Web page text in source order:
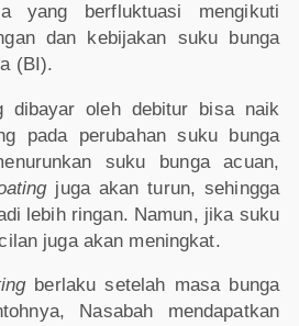
yang berfluktuasi mengikuti
dan kebijakan suku bunga
(BI).
dibayar oleh debitur bisa naik
pada perubahan suku bunga
suku bunga acuan,
juga akan turun, sehingga
lebih ringan. Namun, jika suku
juga akan meningkat.
berlaku setelah masa bunga
Nasabah mendapatkan